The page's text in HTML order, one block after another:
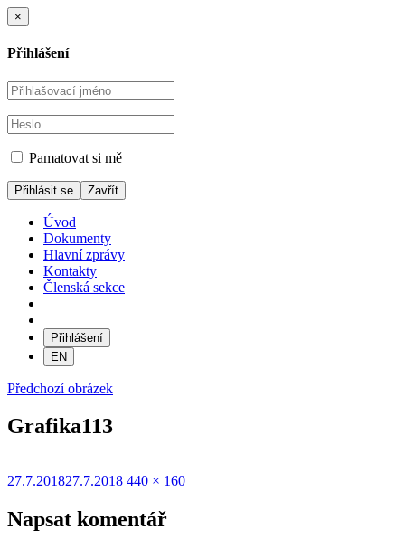
×
Přihlášení
Pamatovat si mě
Zavřít
Úvod
Dokumenty
Hlavní zprávy
Kontakty
Členská sekce
Přihlášení
EN
Předchozí obrázek
Grafika113
Publikováno:
27.7.201827.7.2018 Původní
440 × 160
Napsat komentář